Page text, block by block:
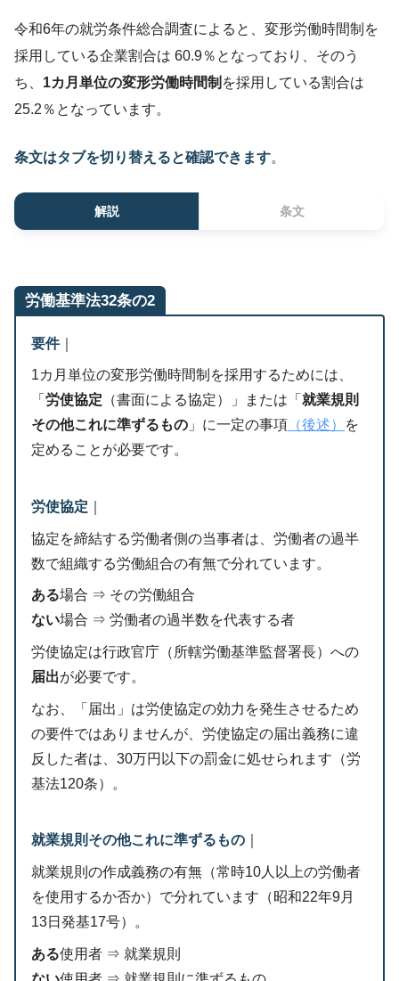
令和6年の就労条件総合調査によると、変形労働時間制を
採用している企業割合は 60.9％となっており、そのう
ち、 1カ月単位の変形労働時間制 を採用している割合は
25.2％となっています。
条文はタブを切り替えると確認できます。
解説 条文
労働基準法32条の2
要件
1カ月単位の変形労働時間制を採用するためには、
「労使協定 （書面による協定）」または「就業規則
その他これに準ずるもの 」に一定の事項 （後述）
を
定めることが必要です。
労使協定
協定を締結する労働者側の当事者は、労働者の過半
数で組織する労働組合の有無で分れています。
ある場合 ⇒ その労働組合
ない場合 ⇒ 労働者の過半数を代表する者
労使協定は行政官庁（所轄労働基準監督署長）への
届出が必要です。
なお、「届出」は労使協定の効力を発生させるため
の要件ではありませんが、労使協定の届出義務に違
反した者は、30万円以下の罰金に処せられます（労
基法120条）。
就業規則その他これに準ずるもの
就業規則の作成義務の有無（常時10人以上の労働者
を使用するか否か）で分れています（昭和22年9月
13日発基17号）。
ある使用者 ⇒ 就業規則